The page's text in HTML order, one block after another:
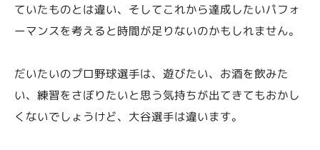
ていたものとは違い、そしてこれから達成したいパフォ
ーマンスを考えると時間が足りないのかもしれません。
だいたいのプロ野球選手は、遊びたい、お酒を飲みた
い、練習をさぼりたいと思う気持ちが出てきてもおかし
くないでしょうけど、大谷選手は違います。